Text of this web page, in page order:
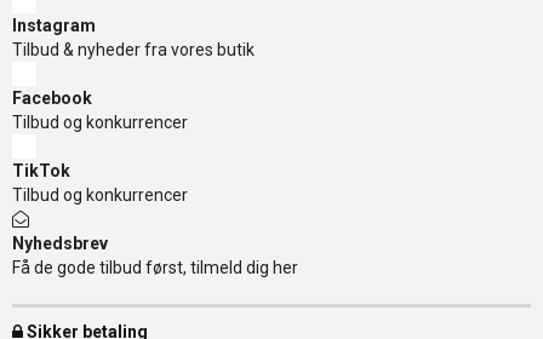
Instagram
Tilbud & nyheder fra vores butik
Facebook
Tilbud og konkurrencer
TikTok
Tilbud og konkurrencer
Nyhedsbrev
Få de gode tilbud først, tilmeld dig her
Sikker betaling